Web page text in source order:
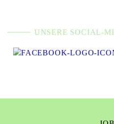
UNSERE SOCIAL-